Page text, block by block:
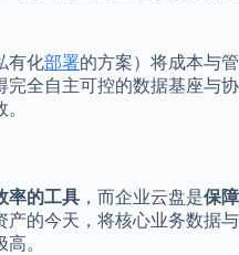
有化部署的方案）将成本与管
完全自主可控的数据基座与协
率的工具 ，而企业云盘是保障
产的今天，将核心业务数据与
。